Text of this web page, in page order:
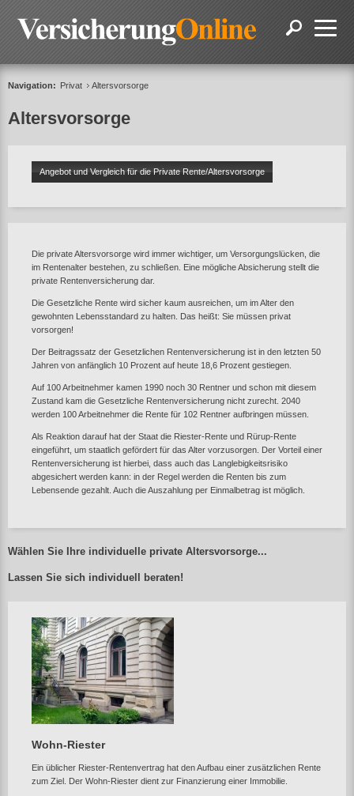
Navigation: Privat Altersvorsorge
Altersvorsorge
Angebot und Vergleich für die Private Rente/Altersvorsorge
Die private Altersvorsorge wird immer wichtiger, um Versorgungslücken, die
im Rentenalter bestehen, zu schließen. Eine mögliche Absicherung stellt die
private Rentenversicherung dar.
Die Gesetzliche Rente wird sicher kaum ausreichen, um im Alter den
gewohnten Lebensstandard zu halten. Das heißt: Sie müssen privat
vorsorgen!
Der Beitragssatz der Gesetzlichen Rentenversicherung ist in den letzten 50
Jahren von anfänglich 10 Prozent auf heute 18,6 Prozent gestiegen.
Auf 100 Arbeitnehmer kamen 1990 noch 30 Rentner und schon mit diesem
Zustand kam die Gesetzliche Rentenversicherung nicht zurecht. 2040
werden 100 Arbeitnehmer die Rente für 102 Rentner aufbringen müssen.
Als Reaktion darauf hat der Staat die Riester-Rente und Rürup-Rente
eingeführt, um staatlich gefördert für das Alter vorzusorgen. Der Vorteil einer
Rentenversicherung ist hierbei, dass auch das Langlebigkeitsrisiko
abgesichert werden kann: in der Regel werden die Renten bis zum
Lebensende gezahlt. Auch die Auszahlung per Einmalbetrag ist möglich.
Wählen Sie Ihre individuelle private Altersvorsorge...
Lassen Sie sich individuell beraten!
Wohn-Riester
Ein üblicher Riester-Rentenvertrag hat den Aufbau einer zusätzlichen Rente
zum Ziel. Der Wohn-Riester dient zur Finanzierung einer Immobilie.